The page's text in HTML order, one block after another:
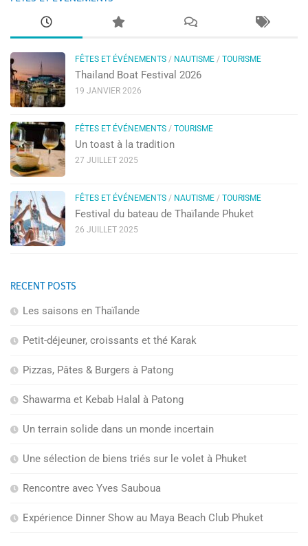
FÊTES ET ÉVÉNEMENTS / NAUTISME / TOURISME
Thailand Boat Festival 2026
19 JANVIER 2026
FÊTES ET ÉVÉNEMENTS / TOURISME
Un toast à la tradition
27 JUILLET 2025
FÊTES ET ÉVÉNEMENTS / NAUTISME / TOURISME
Festival du bateau de Thaïlande Phuket
26 JUILLET 2025
RECENT POSTS
Les saisons en Thaïlande
Petit-déjeuner, croissants et thé Karak
Pizzas, Pâtes & Burgers à Patong
Shawarma et Kebab Halal à Patong
Un terrain solide dans un monde incertain
Une sélection de biens triés sur le volet à Phuket
Rencontre avec Yves Sauboua
Expérience Dinner Show au Maya Beach Club Phuket